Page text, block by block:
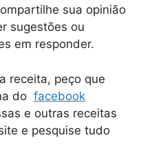
sua opinião
sugestões ou
em responder.
receita, peço que
do facebook
e outras receitas
e pesquise tudo